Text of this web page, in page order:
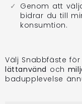
Genom att
bidrar du till
konsumtion.
Välj Snabbfäste
lättanvänd och
badupplevelse